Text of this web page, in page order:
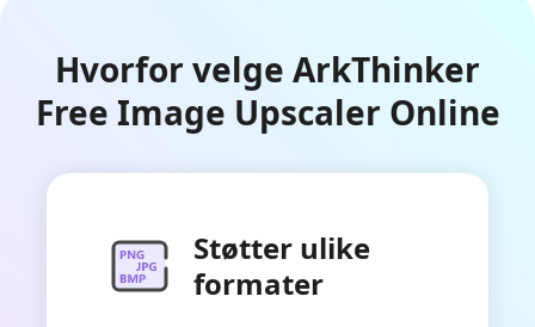
Hvorfor velge ArkThinker
Free Image Upscaler Online
Støtter ulike
formater